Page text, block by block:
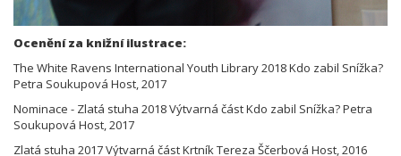
Ocenění za knižní ilustrace:
The White Ravens International Youth Library 2018 Kdo zabil Snížka?
Petra Soukupová Host, 2017
Nominace - Zlatá stuha 2018 Výtvarná část Kdo zabil Snížka? Petra
Soukupová Host, 2017
Zlatá stuha 2017 Výtvarná část Krtník Tereza Ščerbová Host, 2016